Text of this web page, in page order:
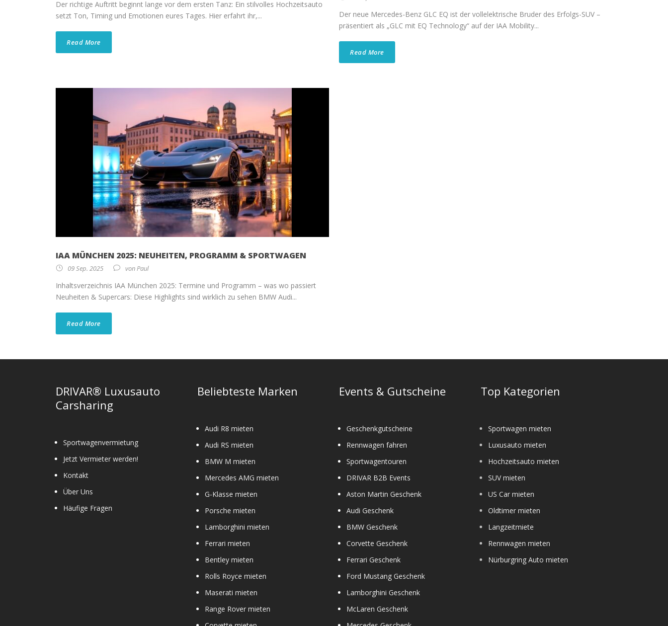
Der richtige Auftritt beginnt lange vor dem ersten Tanz: Ein stilvolles Hochzeitsauto
setzt Ton, Timing und Emotionen eures Tages. Hier erfahrt ihr,...
Read More
Der neue Mercedes-Benz GLC EQ ist der vollelektrische Bruder des Erfolgs-SUV –
präsentiert als „GLC mit EQ Technology“ auf der IAA Mobility...
Read More
IAA MÜNCHEN 2025: NEUHEITEN, PROGRAMM & SPORTWAGEN
09 Sep. 2025 vonPaul
Inhaltsverzeichnis IAA München 2025: Termine und Programm – was wo passiert
Neuheiten & Supercars: Diese Highlights sind wirklich zu sehen BMW Audi...
Read More
DRIVAR® Luxusauto
Carsharing
Sportwagenvermietung
Jetzt Vermieter werden!
Kontakt
Über Uns
Häufige Fragen
Beliebteste Marken
Audi R8 mieten
Audi RS mieten
BMW M mieten
Mercedes AMG mieten
G-Klasse mieten
Porsche mieten
Lamborghini mieten
Ferrari mieten
Bentley mieten
Rolls Royce mieten
Maserati mieten
Range Rover mieten
Events & Gutscheine
Geschenkgutscheine
Rennwagen fahren
Sportwagentouren
DRIVAR B2B Events
Aston Martin Geschenk
Audi Geschenk
BMW Geschenk
Corvette Geschenk
Ferrari Geschenk
Ford Mustang Geschenk
Lamborghini Geschenk
McLaren Geschenk
Top Kategorien
Sportwagen mieten
Luxusauto mieten
Hochzeitsauto mieten
SUV mieten
US Car mieten
Oldtimer mieten
Langzeitmiete
Rennwagen mieten
Nürburgring Auto mieten